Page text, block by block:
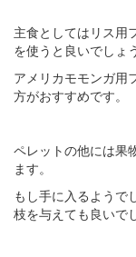
主食としてはリス用
を使うと良いでしょう
アメリカモモンガ用
方がおすすめです。
ペレットの他には果
ます。
もし手に入るようで
枝を与えても良いで